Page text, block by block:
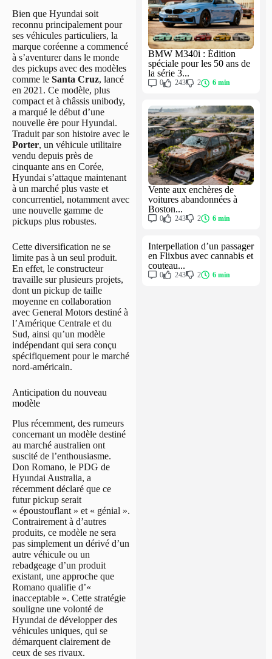
Bien que Hyundai soit
reconnu principalement pour
ses véhicules particuliers, la
marque coréenne a commencé
à s’aventurer dans le monde
des pickups avec des modèles
comme le Santa Cruz, lancé
en 2021. Ce modèle, plus
compact et à châssis unibody,
a marqué le début d’une
nouvelle ère pour Hyundai.
Traduit par son histoire avec le
Porter, un véhicule utilitaire
vendu depuis près de
cinquante ans en Corée,
Hyundai s’attaque maintenant
à un marché plus vaste et
concurrentiel, notamment avec
une nouvelle gamme de
pickups plus robustes.
Cette diversification ne se
limite pas à un seul produit.
En effet, le constructeur
travaille sur plusieurs projets,
dont un pickup de taille
moyenne en collaboration
avec General Motors destiné à
l’Amérique Centrale et du
Sud, ainsi qu’un modèle
indépendant qui sera conçu
spécifiquement pour le marché
nord-américain.
Anticipation du nouveau
modèle
Plus récemment, des rumeurs
concernant un modèle destiné
au marché australien ont
suscité de l’enthousiasme.
Don Romano, le PDG de
Hyundai Australia, a
récemment déclaré que ce
futur pickup serait
« époustouflant » et « génial ».
Contrairement à d’autres
produits, ce modèle ne sera
pas simplement un dérivé d’un
autre véhicule ou un
rebadgeage d’un produit
existant, une approche que
Romano qualifie d’«
inacceptable ». Cette stratégie
souligne une volonté de
Hyundai de développer des
véhicules uniques, qui se
démarquent clairement de
ceux de ses rivaux.
BMW M340i : Édition
spéciale pour les 50 ans de
la série 3...
0 243 2 6 min
Vente aux enchères de
voitures abandonnées à
Boston...
0 243 2 6 min
Interpellation d’un passager
en Flixbus avec cannabis et
couteau...
0 243 2 6 min